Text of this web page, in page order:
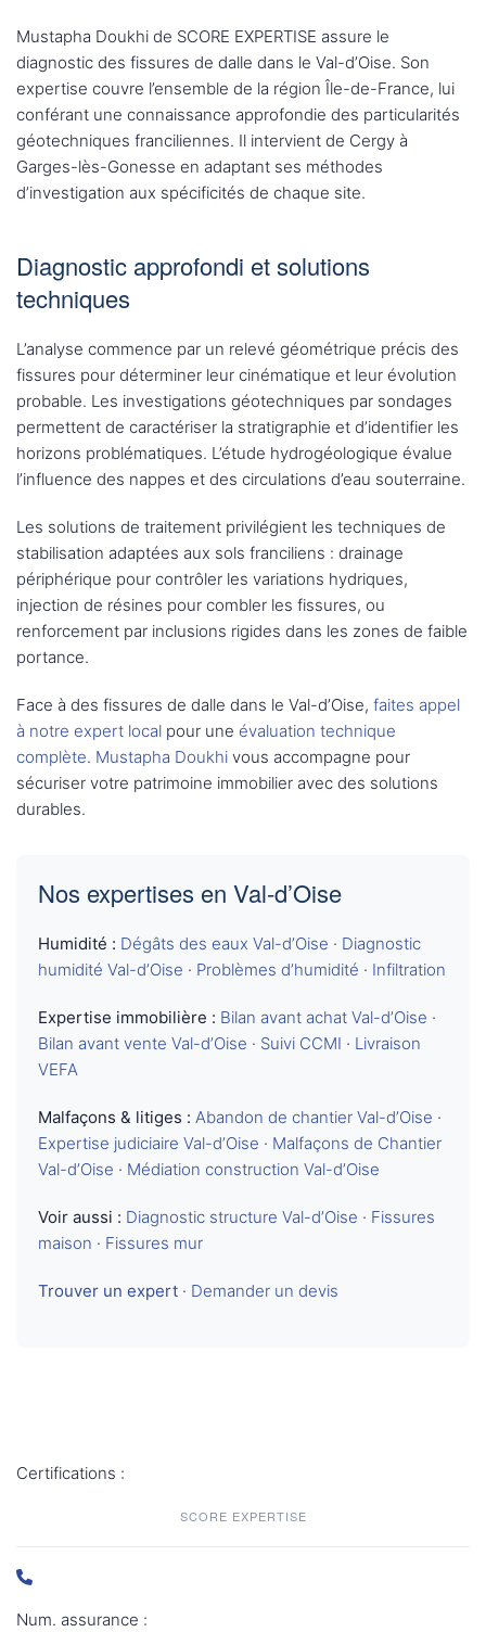
Mustapha Doukhi de SCORE EXPERTISE assure le
diagnostic des fissures de dalle dans le Val-d’Oise. Son
expertise couvre l’ensemble de la région Île-de-France, lui
conférant une connaissance approfondie des particularités
géotechniques franciliennes. Il intervient de Cergy à
Garges-lès-Gonesse en adaptant ses méthodes
d’investigation aux spécificités de chaque site.
Diagnostic approfondi et solutions
techniques
L’analyse commence par un relevé géométrique précis des
fissures pour déterminer leur cinématique et leur évolution
probable. Les investigations géotechniques par sondages
permettent de caractériser la stratigraphie et d’identifier les
horizons problématiques. L’étude hydrogéologique évalue
l’influence des nappes et des circulations d’eau souterraine.
Les solutions de traitement privilégient les techniques de
stabilisation adaptées aux sols franciliens : drainage
périphérique pour contrôler les variations hydriques,
injection de résines pour combler les fissures, ou
renforcement par inclusions rigides dans les zones de faible
portance.
Face à des fissures de dalle dans le Val-d’Oise, faites appel
à notre expert local pour une évaluation technique
complète. Mustapha Doukhi vous accompagne pour
sécuriser votre patrimoine immobilier avec des solutions
durables.
Nos expertises en Val-d’Oise
Humidité : Dégâts des eaux Val-d’Oise · Diagnostic
humidité Val-d’Oise · Problèmes d’humidité · Infiltration
Expertise immobilière : Bilan avant achat Val-d’Oise ·
Bilan avant vente Val-d’Oise · Suivi CCMI · Livraison
VEFA
Malfaçons & litiges : Abandon de chantier Val-d’Oise ·
Expertise judiciaire Val-d’Oise · Malfaçons de Chantier
Val-d’Oise · Médiation construction Val-d’Oise
Voir aussi : Diagnostic structure Val-d’Oise · Fissures
maison · Fissures mur
Trouver un expert · Demander un devis
Certifications :
SCORE EXPERTISE
Num. assurance :